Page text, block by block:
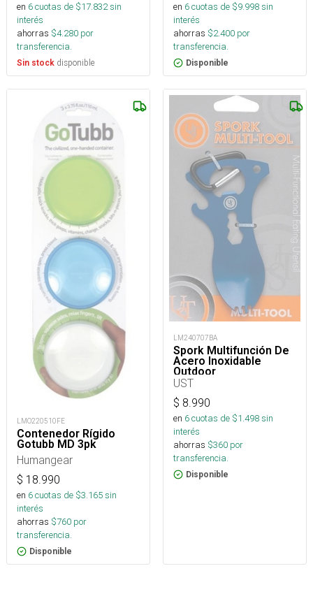
en 6cuotas de $17.832sin
interés
ahorras $4.280 por
transferencia.
Sin stock disponible
en 6cuotas de $9.998sin
interés
ahorras $2.400 por
transferencia.
Disponible
LMO220510FE
Contenedor Rígido
Gotubb MD 3pk
Humangear
$ 18.990
en 6cuotas de $3.165sin
interés
ahorras $760 por
transferencia.
Disponible
LM240707BA
Spork Multifunción De
Acero Inoxidable
Outdoor
UST
$ 8.990
en 6cuotas de $1.498sin
interés
ahorras $360 por
transferencia.
Disponible